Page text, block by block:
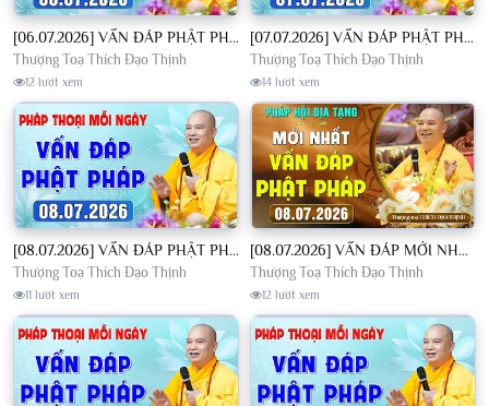
[06.07.2026] VẤN ĐÁP PHẬT PHÁP - Nghe Thầy giảng Pháp mỗi ngày CÔNG ĐỨC VÔ LƯỢNG│TT. Thích Đạo Thịnh
Thượng Toạ Thích Đạo Thịnh
12 lượt xem
[07.07.2026] VẤN ĐÁP PHẬT PHÁP - Nghe Thầy giảng Pháp mỗi ngày CÔNG ĐỨC VÔ LƯỢNG│TT. Thích Đạo Thịnh
Thượng Toạ Thích Đạo Thịnh
14 lượt xem
[08.07.2026] VẤN ĐÁP PHẬT PHÁP - Nghe Thầy giảng Pháp mỗi ngày CÔNG ĐỨC VÔ LƯỢNG│TT. Thích Đạo Thịnh
Thượng Toạ Thích Đạo Thịnh
11 lượt xem
[08.07.2026] VẤN ĐÁP MỚI NHẤT - Pháp Hội Địa Tạng Chùa Khai Nguyên | TT. Thích Đạo Thịnh
Thượng Toạ Thích Đạo Thịnh
12 lượt xem